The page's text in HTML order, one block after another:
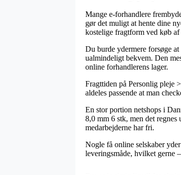
Mange e-forhandlere
gør det muligt at hente dine
kostelige fragtform ved køb
Du burde ydermere forsøge
ualmindeligt bekvem. Den
online forhandlerens lager.
Fragttiden på Personlig pleje
aldeles passende at man
En stor portion netshops i
8,0 mm 6 stk, men det
medarbejderne har fri.
Nogle få online selskaber
leveringsmåde, hvilket gerne